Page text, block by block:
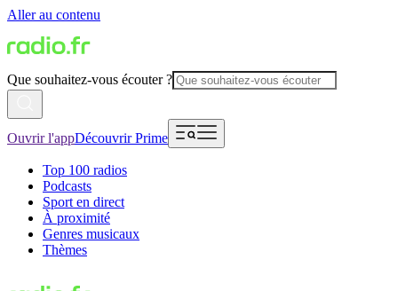
Aller au contenu
Que souhaitez-vous écouter ?
Ouvrir l'appDécouvrir Prime
Top 100 radios
Podcasts
Sport en direct
À proximité
Genres musicaux
Thèmes